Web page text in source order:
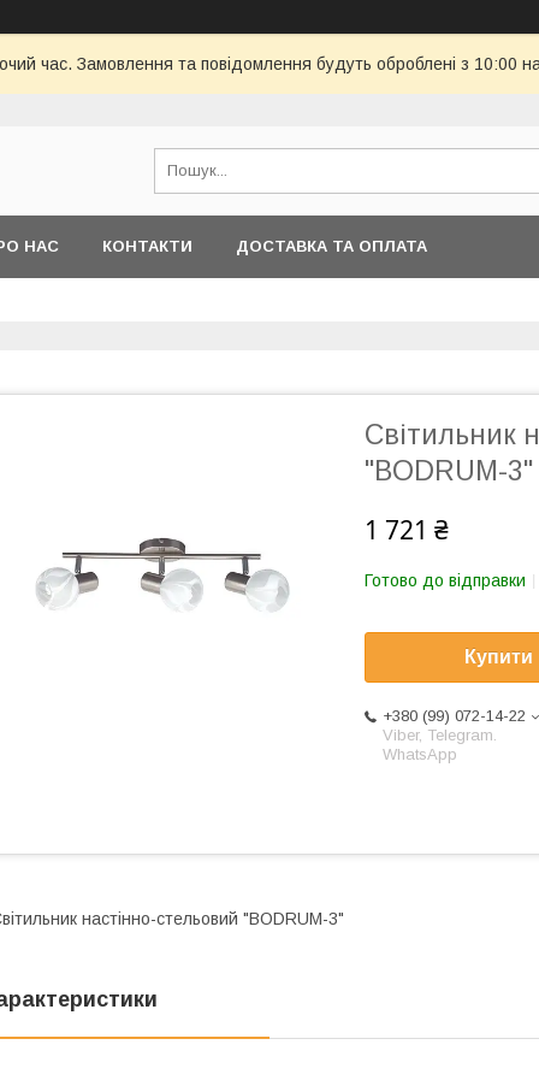
час. Замовлення та повідомлення будуть оброблені з 10:00
НАС КОНТАКТИ ДОСТАВКА ТА ОПЛАТА
Світильник
"BODRUM-3"
1 721 ₴
Готово до відправки
Купити
+380 (99) 072-14-22
Viber, Telegram.
WhatsApp
настінно-стельовий "BODRUM-3"